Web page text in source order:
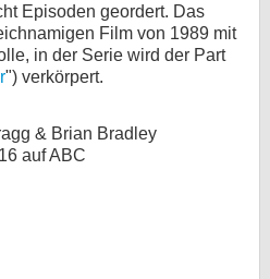
Episoden geordert. Das
Film von 1989 mit
in der Serie wird der Part
") verkörpert.
& Brian Bradley
auf ABC
Forum
bei X